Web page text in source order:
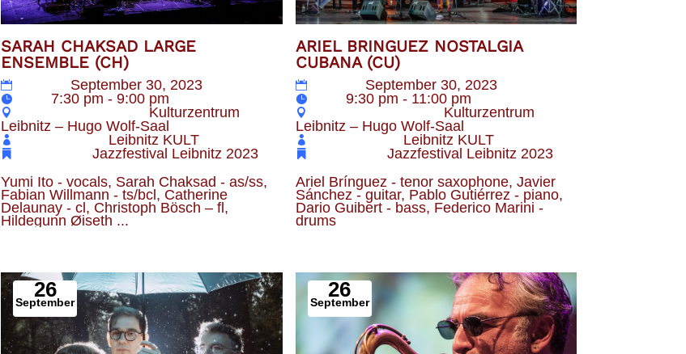
SARAH CHAKSAD LARGE
ENSEMBLE (CH)
September 30, 2023
7:30 pm - 9:00 pm
Kulturzentrum
Leibnitz – Hugo Wolf-Saal
Leibnitz KULT
Jazzfestival Leibnitz 2023
Yumi Ito - vocals, Sarah Chaksad - as/ss,
Fabian Willmann - ts/bcl, Catherine
Delaunay - cl, Christoph Bösch – fl,
Hildegunn Øiseth ...
ARIEL BRINGUEZ NOSTALGIA
CUBANA (CU)
September 30, 2023
9:30 pm - 11:00 pm
Veranstaltungsort
Kulturzentrum
Leibnitz – Hugo Wolf-Saal
Veranstalter
Leibnitz KULT
Jazzfestival Leibnitz 2023
Ariel Brínguez - tenor saxophone, Javier
Sánchez - guitar, Pablo Gutiérrez - piano,
Dario Guibert - bass, Federico Marini -
drums
26
September
26
September